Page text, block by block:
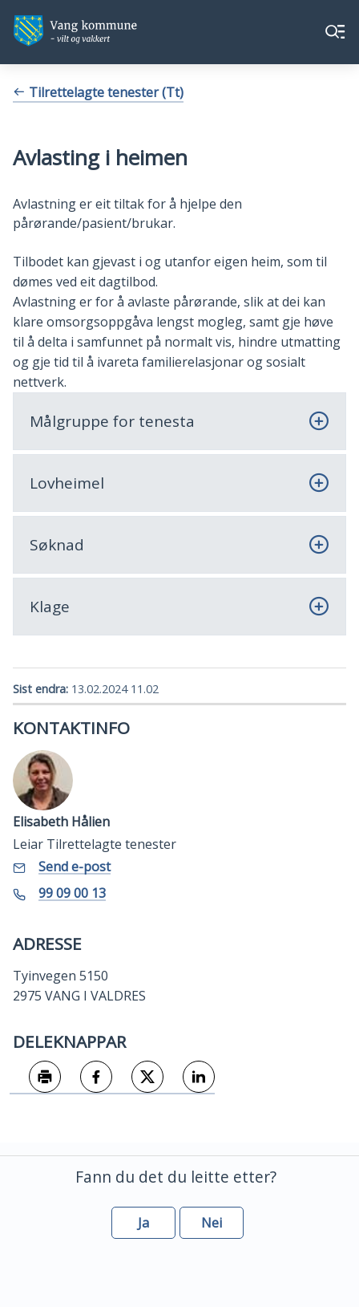
Vang
kommune
Vang
kommune
Meny
Du Tilrettelagte tenester (Tt)
Avlasting i heimen
Avlastning er eit tiltak for å hjelpe den
pårørande/pasient/brukar.
Tilbodet kan gjevast i og utanfor eigen heim, som til
dømes ved eit dagtilbod.
Avlastning er for å avlaste pårørande, slik at dei kan
klare omsorgsoppgåva lengst mogleg, samt gje høve
til å delta i samfunnet på normalt vis, hindre utmatting
og gje tid til å ivareta familierelasjonar og sosialt
nettverk.
Målgruppe for tenesta
Lovheimel
Søknad
Klage
Sist endra 13.02.2024 11.02
KONTAKTINFO
Elisabeth Hålien
Leiar Tilrettelagte tenester
E-
post
Send e-posttil
Elisabeth
Mobil
99 09 00 13
ADRESSE
Tyinvegen 5150
2975 VANG I VALDRES
DELEKNAPPAR
Fann du det du leitte etter?
Ja Nei